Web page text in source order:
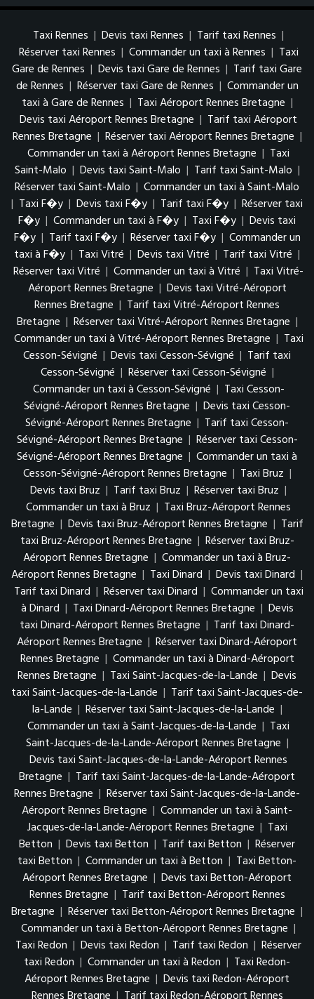
Taxi Rennes | Devis taxi Rennes | Tarif taxi Rennes |
Réserver taxi Rennes | Commander un taxi à Rennes | Taxi
Gare de Rennes | Devis taxi Gare de Rennes | Tarif taxi Gare
de Rennes | Réserver taxi Gare de Rennes | Commander un
taxi à Gare de Rennes | Taxi Aéroport Rennes Bretagne |
Devis taxi Aéroport Rennes Bretagne | Tarif taxi Aéroport
Rennes Bretagne | Réserver taxi Aéroport Rennes Bretagne |
Commander un taxi à Aéroport Rennes Bretagne | Taxi
Saint-Malo | Devis taxi Saint-Malo | Tarif taxi Saint-Malo |
Réserver taxi Saint-Malo | Commander un taxi à Saint-Malo
| Taxi F�y | Devis taxi F�y | Tarif taxi F�y | Réserver taxi
F�y | Commander un taxi à F�y | Taxi F�y | Devis taxi
F�y | Tarif taxi F�y | Réserver taxi F�y | Commander un
taxi à F�y | Taxi Vitré | Devis taxi Vitré | Tarif taxi Vitré |
Réserver taxi Vitré | Commander un taxi à Vitré | Taxi Vitré-
Aéroport Rennes Bretagne | Devis taxi Vitré-Aéroport
Rennes Bretagne | Tarif taxi Vitré-Aéroport Rennes
Bretagne | Réserver taxi Vitré-Aéroport Rennes Bretagne |
Commander un taxi à Vitré-Aéroport Rennes Bretagne | Taxi
Cesson-Sévigné | Devis taxi Cesson-Sévigné | Tarif taxi
Cesson-Sévigné | Réserver taxi Cesson-Sévigné |
Commander un taxi à Cesson-Sévigné | Taxi Cesson-
Sévigné-Aéroport Rennes Bretagne | Devis taxi Cesson-
Sévigné-Aéroport Rennes Bretagne | Tarif taxi Cesson-
Sévigné-Aéroport Rennes Bretagne | Réserver taxi Cesson-
Sévigné-Aéroport Rennes Bretagne | Commander un taxi à
Cesson-Sévigné-Aéroport Rennes Bretagne | Taxi Bruz |
Devis taxi Bruz | Tarif taxi Bruz | Réserver taxi Bruz |
Commander un taxi à Bruz | Taxi Bruz-Aéroport Rennes
Bretagne | Devis taxi Bruz-Aéroport Rennes Bretagne | Tarif
taxi Bruz-Aéroport Rennes Bretagne | Réserver taxi Bruz-
Aéroport Rennes Bretagne | Commander un taxi à Bruz-
Aéroport Rennes Bretagne | Taxi Dinard | Devis taxi Dinard |
Tarif taxi Dinard | Réserver taxi Dinard | Commander un taxi
à Dinard | Taxi Dinard-Aéroport Rennes Bretagne | Devis
taxi Dinard-Aéroport Rennes Bretagne | Tarif taxi Dinard-
Aéroport Rennes Bretagne | Réserver taxi Dinard-Aéroport
Rennes Bretagne | Commander un taxi à Dinard-Aéroport
Rennes Bretagne | Taxi Saint-Jacques-de-la-Lande | Devis
taxi Saint-Jacques-de-la-Lande | Tarif taxi Saint-Jacques-de-
la-Lande | Réserver taxi Saint-Jacques-de-la-Lande |
Commander un taxi à Saint-Jacques-de-la-Lande | Taxi
Saint-Jacques-de-la-Lande-Aéroport Rennes Bretagne |
Devis taxi Saint-Jacques-de-la-Lande-Aéroport Rennes
Bretagne | Tarif taxi Saint-Jacques-de-la-Lande-Aéroport
Rennes Bretagne | Réserver taxi Saint-Jacques-de-la-Lande-
Aéroport Rennes Bretagne | Commander un taxi à Saint-
Jacques-de-la-Lande-Aéroport Rennes Bretagne | Taxi
Betton | Devis taxi Betton | Tarif taxi Betton | Réserver
taxi Betton | Commander un taxi à Betton | Taxi Betton-
Aéroport Rennes Bretagne | Devis taxi Betton-Aéroport
Rennes Bretagne | Tarif taxi Betton-Aéroport Rennes
Bretagne | Réserver taxi Betton-Aéroport Rennes Bretagne |
Commander un taxi à Betton-Aéroport Rennes Bretagne |
Taxi Redon | Devis taxi Redon | Tarif taxi Redon | Réserver
taxi Redon | Commander un taxi à Redon | Taxi Redon-
Aéroport Rennes Bretagne | Devis taxi Redon-Aéroport